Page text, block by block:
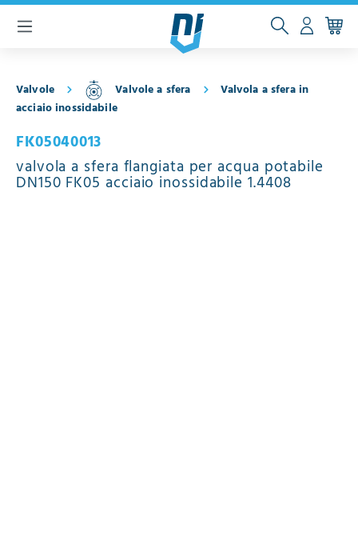
principale
Valvole Valvole a sfera
Valvola a sfera in
acciaio inossidabile
FK05040013
valvola a sfera flangiata per acqua potabile
DN150 FK05 acciaio inossidabile 1.4408